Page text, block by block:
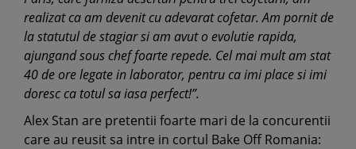
realizat ca am devenit cu adevarat cofetar. Am pornit de
la statutul de stagiar si am avut o evolutie rapida,
ajungand sous chef foarte repede. Cel mai mult am stat
40 de ore legate in laborator, pentru ca imi place si imi
doresc ca totul sa iasa perfect!”.
Alex Stan are pretentii foarte mari de la concurentii
care au reusit sa intre in cortul Bake Off Romania: